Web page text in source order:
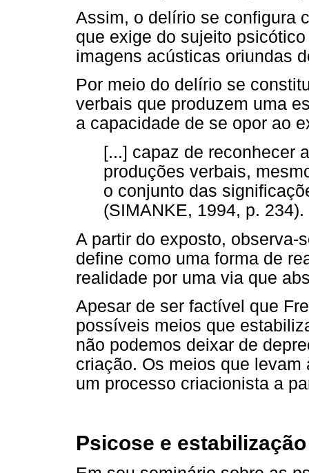
Assim, o delírio se configura
que exige do sujeito
imagens acústicas oriundas
Por meio do delírio se
verbais que produzem uma
a capacidade de se opor ao
[...] capaz de reconhecer
produções verbais,
o conjunto das
(SIMANKE, 1994, p. 234).
A partir do exposto, observa-
define como uma forma de
realidade por uma via que
Apesar de ser factível que
possíveis meios que
não podemos deixar de
criação. Os meios que
um processo criacionista a
Psicose e